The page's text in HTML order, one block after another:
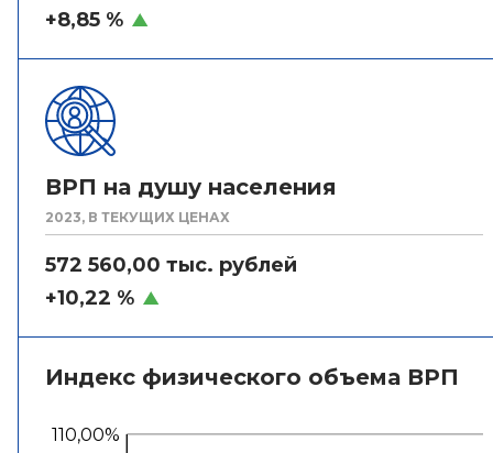
+8,85 %
ВРП на душу населения
2023, В ТЕКУЩИХ ЦЕНАХ
572 560,00 тыс. рублей
+10,22 %
Индекс физического объема ВРП
110,00%